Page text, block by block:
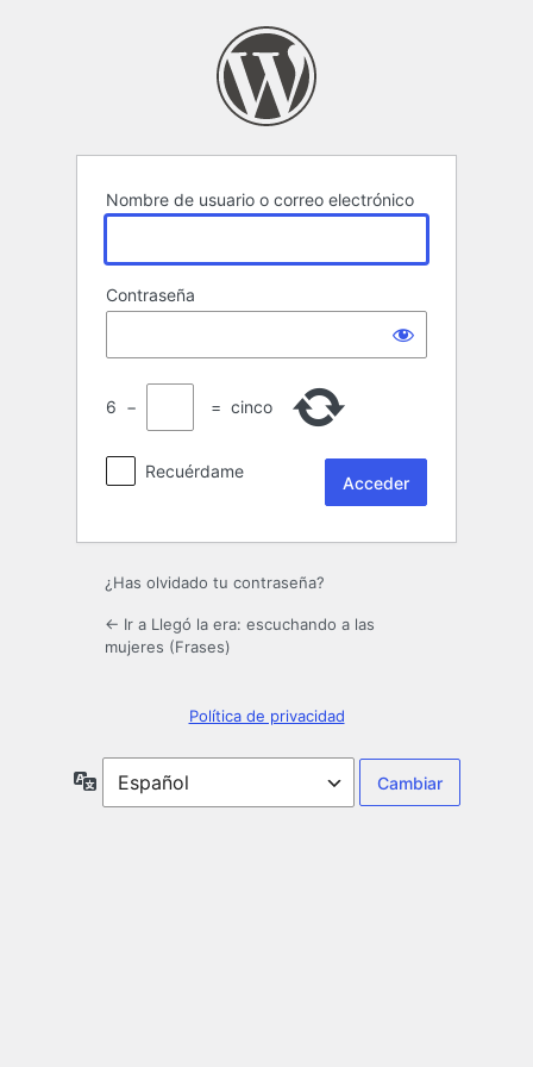
Nombre de usuario o correo electrónico
Contraseña
6 − = cinco
Recuérdame
¿Has olvidado tu contraseña?
← Ir a Llegó la era: escuchando a las
mujeres (Frases)
Política de privacidad
Idioma